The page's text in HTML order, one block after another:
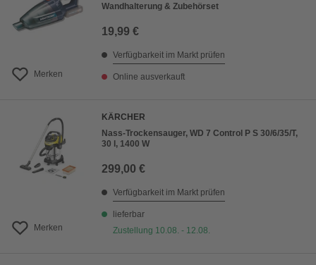
Merken
Wandhalterung & Zubehörset
19,99 €
Verfügbarkeit im Markt prüfen
Online ausverkauft
Merken
KÄRCHER
Nass-Trockensauger, WD 7 Control P S 30/6/35/T,
30 l, 1400 W
299,00 €
Verfügbarkeit im Markt prüfen
lieferbar
Zustellung 10.08. - 12.08.